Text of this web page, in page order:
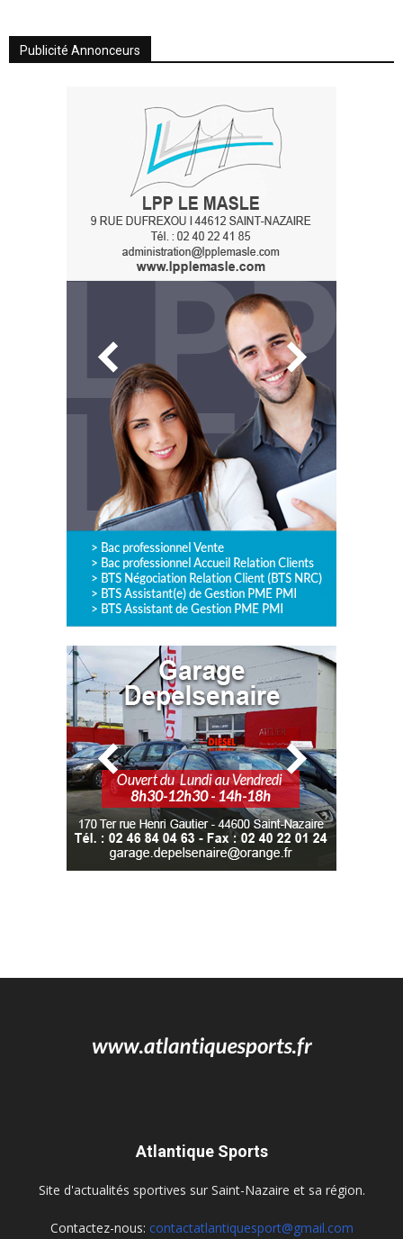
Publicité Annonceurs
Atlantique Sports
Site d'actualités sportives sur Saint-Nazaire et sa région.
Contactez-nous: contactatlantiquesport@gmail.com